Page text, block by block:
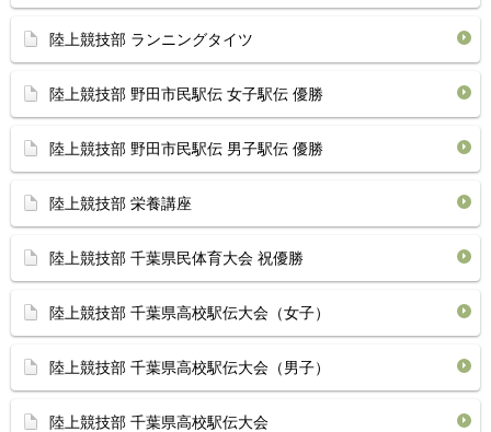
陸上競技部 ランニングタイツ
陸上競技部 野田市民駅伝 女子駅伝 優勝
陸上競技部 野田市民駅伝 男子駅伝 優勝
陸上競技部 栄養講座
陸上競技部 千葉県民体育大会 祝優勝
陸上競技部 千葉県高校駅伝大会（女子）
陸上競技部 千葉県高校駅伝大会（男子）
陸上競技部 千葉県高校駅伝大会